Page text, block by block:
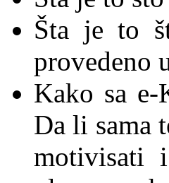
Šta je to
provedeno
Kako sa
Da li sama
motivisati